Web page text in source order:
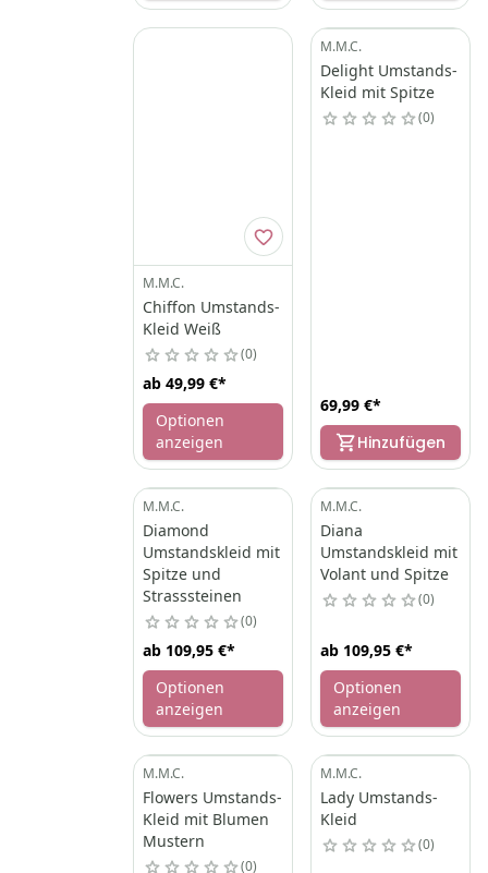
M.M.C.
Chiffon Umstands-
Kleid Weiß
0
ab 49,99 €*
Optionen
anzeigen
M.M.C.
Delight Umstands-
Kleid mit Spitze
0
69,99 €*
Hinzufügen
M.M.C.
Diamond
Umstandskleid mit
Spitze und
Strasssteinen
0
ab 109,95 €*
Optionen
anzeigen
M.M.C.
Diana
Umstandskleid mit
Volant und Spitze
0
ab 109,95 €*
Optionen
anzeigen
M.M.C.
Flowers Umstands-
Kleid mit Blumen
Mustern
0
M.M.C.
Lady Umstands-
Kleid
0